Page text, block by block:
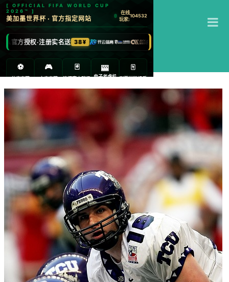
米兰官网